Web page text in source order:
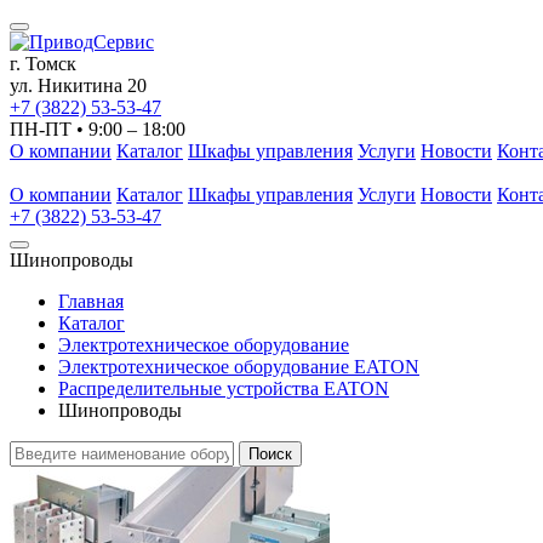
г. Томск
ул. Никитина 20
+7 (3822) 53-53-47
ПН-ПТ • 9:00 – 18:00
О компании Каталог Шкафы управления Услуги Новости
О компании Каталог Шкафы управления Услуги Новости
+7 (3822) 53-53-47
Шинопроводы
Главная
Каталог
Электротехническое оборудование
Электротехническое оборудование EATON
Распределительные устройства EATON
Шинопроводы